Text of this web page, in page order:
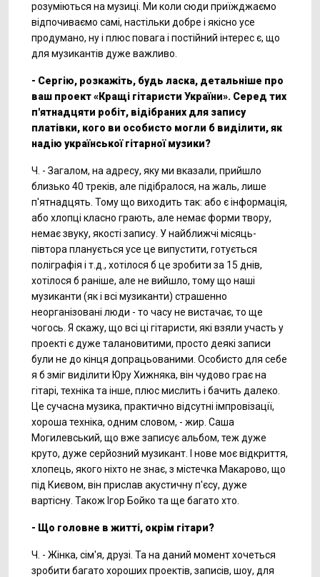
розуміються на музиці. Ми коли сюди приїжджаємо
відпочиваємо самі, настільки добре і якісно усе
продумано, ну і плюс повага і постійний інтерес є, що
для музикантів дуже важливо.
- Сергію, розкажіть, будь ласка, детальніше про
ваш проект «Кращі гітаристи України». Серед тих
п'ятнадцяти робіт, відібраних для запису
платівки, кого ви особисто могли б виділити, як
надію української гітарної музики?
Ч. - Загалом, на адресу, яку ми вказали, прийшло
близько 40 треків, але підібралося, на жаль, лише
п'ятнадцять. Тому що виходить так: або є інформація,
або хлопці класно грають, але немає форми твору,
немає звуку, якості запису. У найближчі місяць-
півтора планується усе це випустити, готується
поліграфія і т.д., хотілося б це зробити за 15 днів,
хотілося б раніше, але не вийшло, тому що наші
музиканти (як і всі музиканти) страшенно
неорганізовані люди - то часу не вистачає, то ще
чогось. Я скажу, що всі ці гітаристи, які взяли участь у
проекті є дуже талановитими, просто деякі записи
були не до кінця допрацьованими. Особисто для себе
я б зміг виділити Юру Хижняка, він чудово грає на
гітарі, техніка та інше, плюс мислить і бачить далеко.
Це сучасна музика, практично відсутні імпровізації,
хороша техніка, одним словом, - жир. Саша
Могилевський, що вже записує альбом, теж дуже
круто, дуже серйозний музикант. І нове моє відкриття,
хлопець, якого ніхто не знає, з містечка Макарово, що
під Києвом, він прислав акустичну п'єсу, дуже
вартісну. Також Ігор Бойко та ще багато хто.
- Що головне в житті, окрім гітари?
Ч. - Жінка, сім'я, друзі. Та на даний момент хочеться
зробити багато хороших проектів, записів, шоу, для